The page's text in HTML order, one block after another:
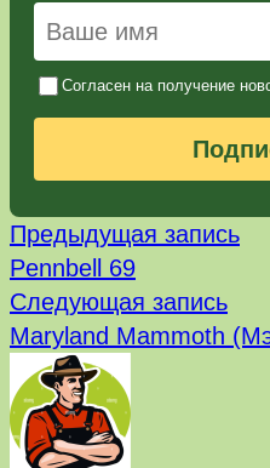
Согласен на получение
Навигация
по
записям
Предыдущая запись
Pennbell 69
Следующая запись
Maryland Mammoth